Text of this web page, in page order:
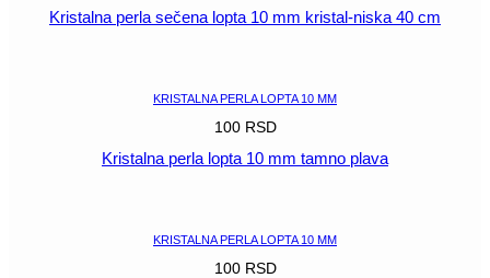
Kristalna perla sečena lopta 10 mm kristal-niska 40 cm
KRISTALNA PERLA LOPTA 10 MM
100 RSD
Kristalna perla lopta 10 mm tamno plava
KRISTALNA PERLA LOPTA 10 MM
100 RSD